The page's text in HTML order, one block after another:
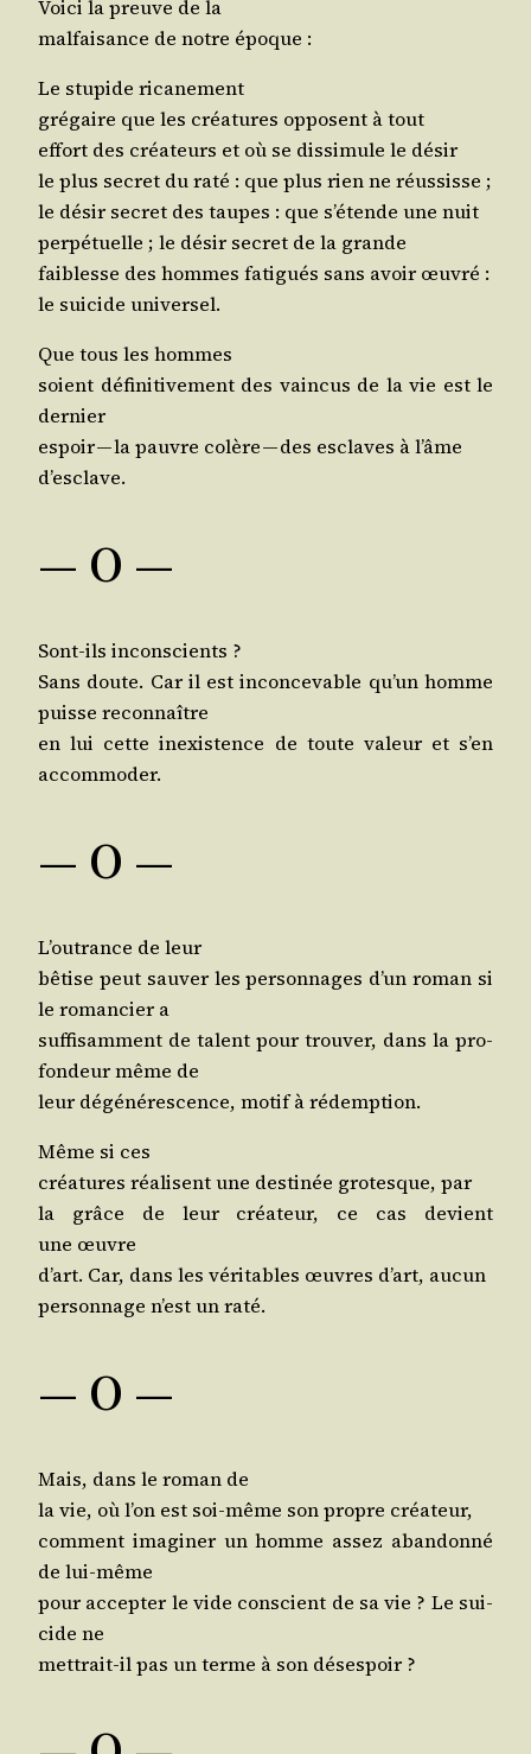
Voi­ci la preuve de la
mal­fai­sance de notre époque :
Le stu­pide ricanement
gré­gaire que les créa­tures opposent à tout
effort des créa­teurs et où se dis­si­mule le désir
le plus secret du raté : que plus rien ne réussisse ;
le désir secret des taupes : que s’é­tende une nuit
per­pé­tuelle ; le désir secret de la grande
fai­blesse des hommes fati­gués sans avoir œuvré :
le sui­cide universel.
Que tous les hommes
soient défi­ni­ti­ve­ment des vain­cus de la vie est le
dernier
espoir — la pauvre colère — des esclaves à l’âme
d’esclave.
— O —
Sont-ils inconscients ?
Sans doute. Car il est incon­ce­vable qu’un homme
puisse reconnaître
en lui cette inexis­tence de toute valeur et s’en
accommoder.
— O —
L’ou­trance de leur
bêtise peut sau­ver les per­son­nages d’un roman si
le roman­cier a
suf­fi­sam­ment de talent pour trou­ver, dans la pro­
fon­deur même de
leur dégé­né­res­cence, motif à rédemption.
Même si ces
créa­tures réa­lisent une des­ti­née gro­tesque, par
la grâce de leur créa­teur, ce cas devient
une œuvre
d’art. Car, dans les véri­tables œuvres d’art, aucun
per­son­nage n’est un raté.
— O —
Mais, dans le roman de
la vie, où l’on est soi-même son propre créateur,
com­ment ima­gi­ner un homme assez aban­don­né
de lui-même
pour accep­ter le vide conscient de sa vie ? Le sui­
cide ne
met­trait-il pas un terme à son désespoir ?